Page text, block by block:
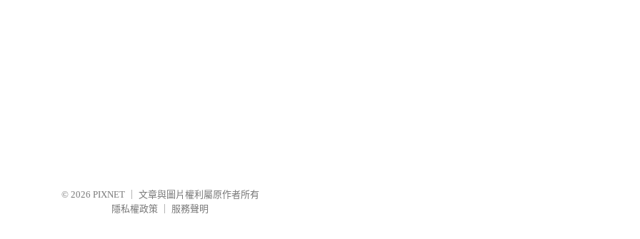
© 2026 PIXNET
文章與圖片權利屬原作者所有
隱私權政策
服務聲明